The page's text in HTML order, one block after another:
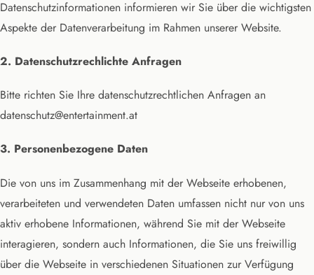
Datenschutzinformationen informieren wir Sie über die wichtigsten
Aspekte der Datenverarbeitung im Rahmen unserer Website.
2. Datenschutzrechlichte Anfragen
Bitte richten Sie Ihre datenschutzrechtlichen Anfragen an
datenschutz@entertainment.at
3. Personenbezogene Daten
Die von uns im Zusammenhang mit der Webseite erhobenen,
verarbeiteten und verwendeten Daten umfassen nicht nur von uns
aktiv erhobene Informationen, während Sie mit der Webseite
interagieren, sondern auch Informationen, die Sie uns freiwillig
über die Webseite in verschiedenen Situationen zur Verfügung